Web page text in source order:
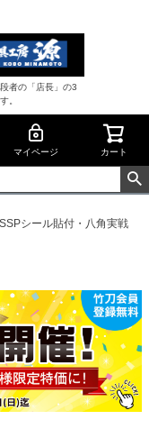
者の「店長」の3
。
マイページ カート
シール貼付・八角実戦